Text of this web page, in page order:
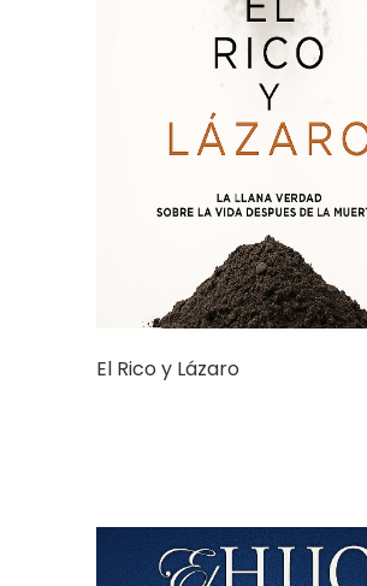
El Rico y Lázaro